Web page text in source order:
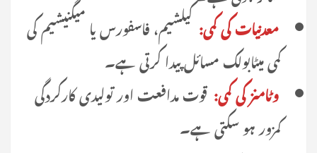
معدنیات کی کمی: کیلشیم، فاسفورس یا میگنیشیم کی
کمی میٹابولک مسائل پیدا کرتی ہے۔
وٹامنز کی کمی: قوت مدافعت اور تولیدی کارکردگی
کمزور ہو سکتی ہے۔